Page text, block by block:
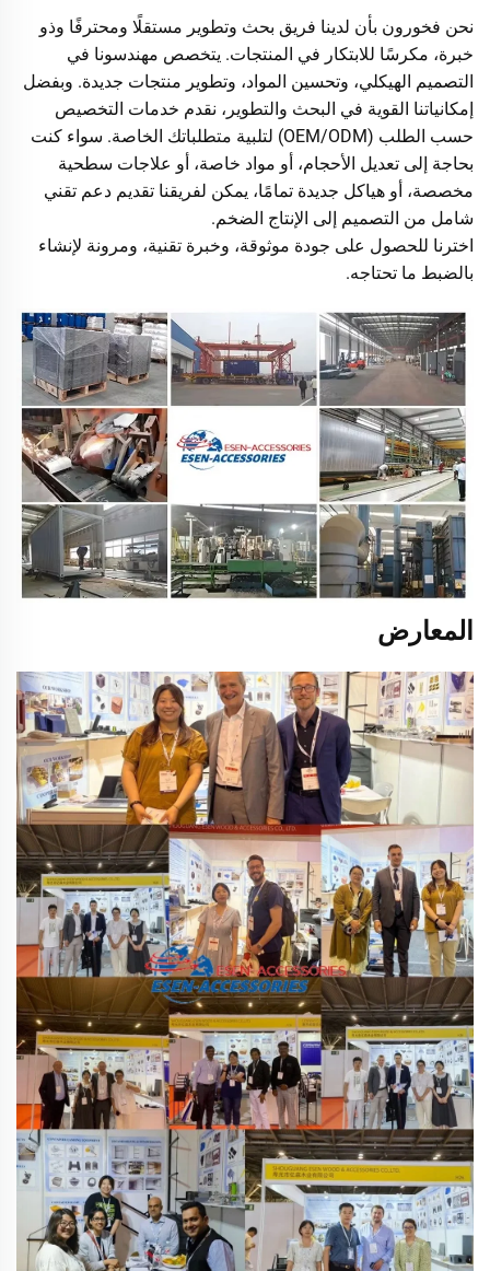
نحن فخورون بأن لدينا فريق بحث وتطوير مستقلًا ومحترفًا وذو
خبرة، مكرسًا للابتكار في المنتجات. يتخصص مهندسونا في
التصميم الهيكلي، وتحسين المواد، وتطوير منتجات جديدة. وبفضل
إمكانياتنا القوية في البحث والتطوير، نقدم خدمات التخصيص
حسب الطلب (OEM/ODM) لتلبية متطلباتك الخاصة. سواء كنت
بحاجة إلى تعديل الأحجام، أو مواد خاصة، أو علاجات سطحية
مخصصة، أو هياكل جديدة تمامًا، يمكن لفريقنا تقديم دعم تقني
شامل من التصميم إلى الإنتاج الضخم.
اخترنا للحصول على جودة موثوقة، وخبرة تقنية، ومرونة لإنشاء
بالضبط ما تحتاجه.
المعارض